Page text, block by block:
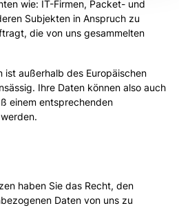
wie: IT-Firmen, Packet- und
Subjekten in Anspruch zu
die von uns gesammelten
ist außerhalb des Europäischen
Ihre Daten können also auch
einem entsprechenden
haben Sie das Recht, den
Daten von uns zu